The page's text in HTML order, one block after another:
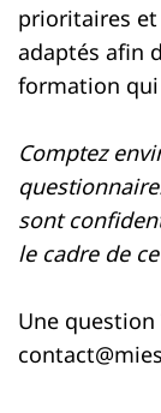
prioritaires
adaptés afin
formation
Comptez
sont
le cadre de
Une question